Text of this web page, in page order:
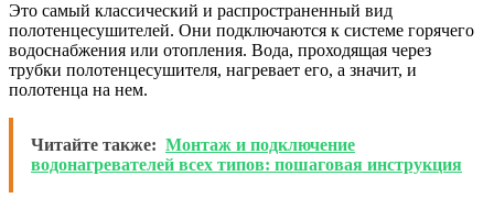
Это самый классический и распространенный вид
полотенцесушителей. Они подключаются к системе горячего
водоснабжения или отопления. Вода, проходящая через
трубки полотенцесушителя, нагревает его, а значит, и
полотенца на нем.
Читайте также: Монтаж и подключение
водонагревателей всех типов: пошаговая инструкция